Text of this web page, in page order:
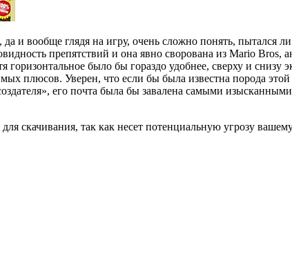
и вообще глядя на игру, очень сложно понять, пытался
препятствий и она явно сворована из Mario
было бы гораздо удобнее, сверху и снизу
плюсов. Уверен, что если бы была известна порода
его почта была бы завалена самыми
скачивания, так как несет потенциальную угрозу